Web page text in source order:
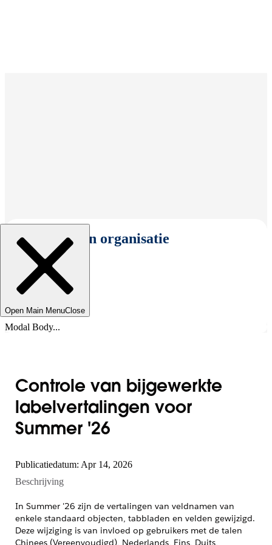
Selecteer een organisatie
Open Main MenuClose
Modal Body...
Controle van bijgewerkte
labelvertalingen voor
Summer '26
Publicatiedatum: Apr 14, 2026
Beschrijving
In Summer '26 zijn de vertalingen van veldnamen van
enkele standaard objecten, tabbladen en velden gewijzigd.
Deze wijziging is van invloed op gebruikers met de talen
Chinees (Vereenvoudigd), Nederlands, Fins, Duits,